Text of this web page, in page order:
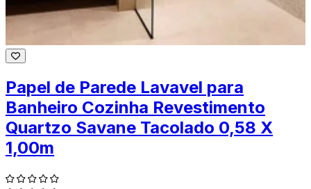
Papel de Parede Lavavel para
Banheiro Cozinha Revestimento
Quartzo Savane Tacolado 0,58 X
1,00m